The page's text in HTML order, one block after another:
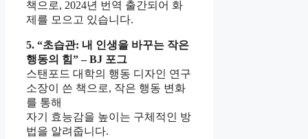
책으로, 2024년 번역 출간되어 화
제를 모으고 있습니다.
5. “초습관: 내 인생을 바꾸는 작은
행동의 힘” – BJ 포그
스탠포드 대학의 행동 디자인 연구
소장이 쓴 책으로, 작은 행동 변화
를 통해
자기 효능감을 높이는 구체적인 방
법을 알려줍니다.